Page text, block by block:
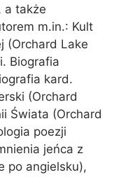
a także
m.in.: Kult
(Orchard Lake
Biografia
kard.
(Orchard
Świata (Orchard
poezji
jeńca z
po angielsku),